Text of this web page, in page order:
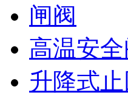
闸阀
高温安全
升降式